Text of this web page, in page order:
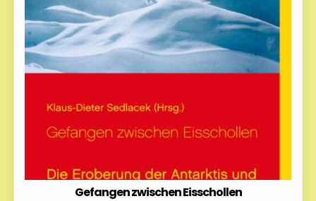
Gefangen zwischen Eisschollen